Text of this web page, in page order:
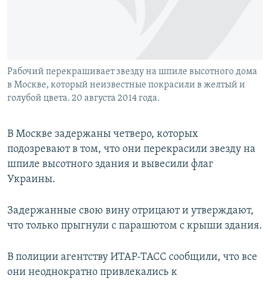
Рабочий перекрашивает звезду на шпиле высотного дома
в Москве, который неизвестные покрасили в желтый и
голубой цвета. 20 августа 2014 года.
В Москве задержаны четверо, которых
подозревают в том, что они перекрасили звезду на
шпиле высотного здания и вывесили флаг
Украины.
Задержанные свою вину отрицают и утверждают,
что только прыгнули с парашютом с крыши здания.
В полиции агентству ИТАР-ТАСС сообщили, что все
они неоднократно привлекались к